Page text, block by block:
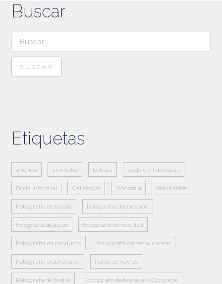
Buscar
Buscar:
Etiquetas
anchoa animales belleza boda civil donostia
Boda informal Catálogos Donostia Felicitación
Fotografía de bodas Fotografía decoración
fotografía de joyas fotografía de navidad
Fotografía de producto Fotografía de restaurantes
Fotografía publicitaria Fotos de novios
Fotógrafa de bodas Fotógrafo de bodas en Gipuzkoa